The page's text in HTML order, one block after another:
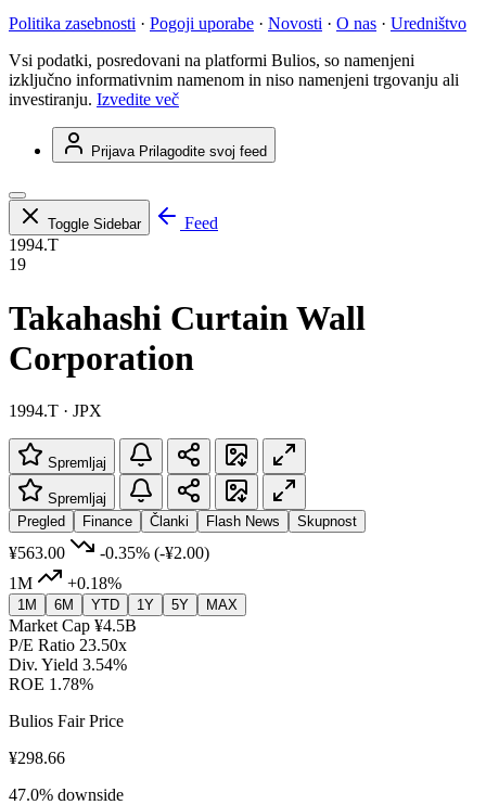
Politika zasebnosti · Pogoji uporabe · Novosti · O nas · Uredništvo
Vsi podatki, posredovani na platformi Bulios, so namenjeni
izključno informativnim namenom in niso namenjeni trgovanju ali
investiranju. Izvedite več
Prijava Prilagodite svoj feed
Toggle Sidebar
Feed
1994.T
19
Takahashi Curtain Wall
Corporation
1994.T · JPX
Spremljaj
Spremljaj
Pregled
Finance Članki Flash News Skupnost
¥563.00 -0.35% (-¥2.00)
1M
+0.18%
1M 6M YTD 1Y 5Y MAX
Market Cap ¥4.5B
P/E Ratio 23.50x
Div. Yield 3.54%
ROE 1.78%
Bulios Fair Price
¥298.66
47.0% downside